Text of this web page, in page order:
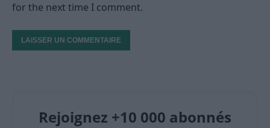
for the next time I comment.
Rejoignez +10 000 abonnés